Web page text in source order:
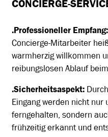
CONCIERGE-
.Professioneller Empfang:
Concierge-Mitarbeiter
warmherzig willkommen
reibungslosen Ablauf
.Sicherheitsaspekt:
Eingang werden nicht nur
ferngehalten, sondern
frühzeitig erkannt und